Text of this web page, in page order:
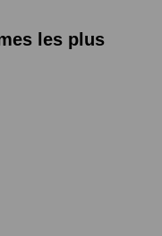
les plus